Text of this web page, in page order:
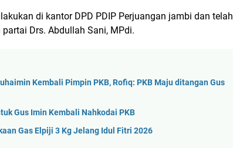
di kantor DPD PDIP Perjuangan jambi dan telah
Drs. Abdullah Sani, MPdi.
Kembali Pimpin PKB, Rofiq: PKB Maju ditangan Gus
Gus Imin Kembali Nahkodai PKB
Gas Elpiji 3 Kg Jelang Idul Fitri 2026